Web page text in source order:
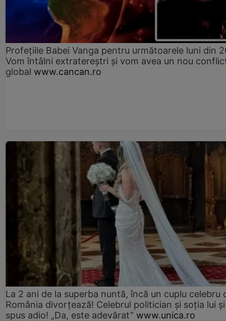
Profețiile Babei Vanga pentru următoarele luni din
Vom întâlni extratereștri și vom avea un nou
global www.cancan.ro
La 2 ani de la superba nuntă, încă un cuplu celebru
România divorțează! Celebrul politician și soția lui
spus adio! „Da, este adevărat” www.unica.ro